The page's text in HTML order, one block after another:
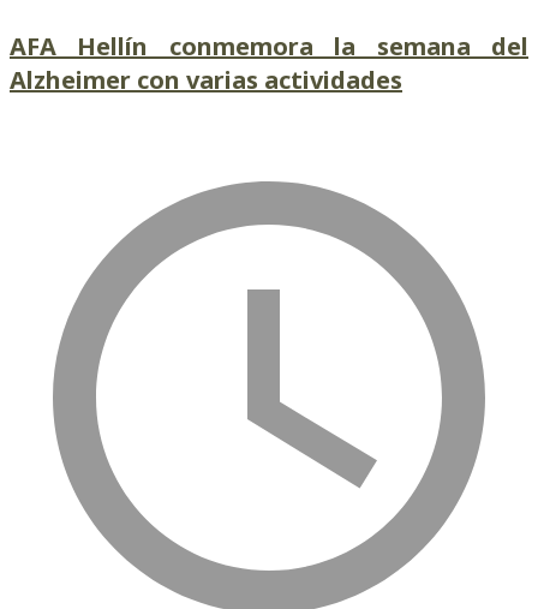
AFA Hellín conmemora la semana del
Alzheimer con varias actividades